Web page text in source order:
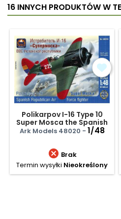
16 INNYCH PRODUKTÓW W
Polikarpov I-16 Type 10
Super Mosca the Spanish
Republican Air F
Ark Models 48020 - 1/48
 Brak
Termin wysyłki Nieokreślony